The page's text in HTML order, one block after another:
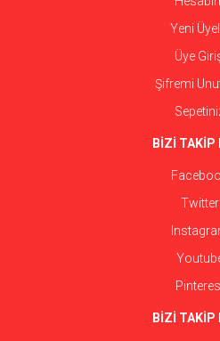
Yeni
Üye
Şifremi
BİZİ TAKİP
Twitter
BİZİ TAKİP